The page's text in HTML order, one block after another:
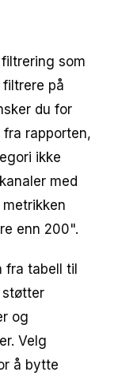
som
filtrere på
du for
rapporten,
ikke
med
enn 200".
fra tabell til
støtter
og
Velg
å bytte